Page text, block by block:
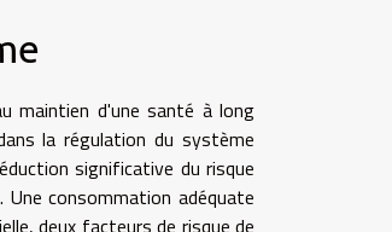
maintien d'une santé à long
la régulation du système
significative du risque
consommation adéquate
deux facteurs de risque de